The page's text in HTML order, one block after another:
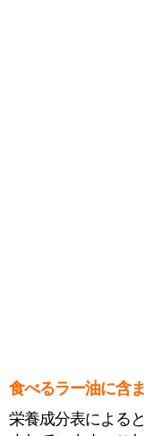
食べるラー油に含
栄養成分表による